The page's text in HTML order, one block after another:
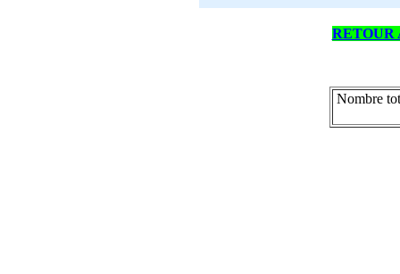
RETOUR
Nombre